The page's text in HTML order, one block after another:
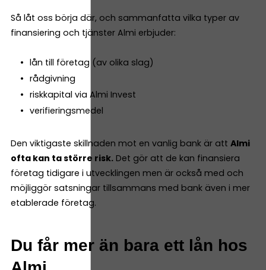
Så låt oss börja där, och sammanfatta vilka typer av
finansiering och tjänster Almi erbjuder:
lån till företag (av olika slag)
rådgivning
riskkapital via Almi Invest
verifieringsmedel
Den viktigaste skillnaden mot en vanlig bank är att Almi
ofta kan ta större risk. Det gör att de kan finansiera
företag tidigare i utvecklingen men är också med och
möjliggör satsningar tillsammans med bank även i mer
etablerade företag.
Du får mer än bara ett lån hos